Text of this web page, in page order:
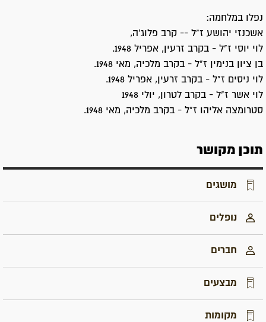
נפלו במלחמה:
אשכנזי יהושע ז"ל -- קרב פלוג'ה,
לוי יוסי ז"ל - בקרב זרעין, אפריל 1948.
בן ציון בנימין ז"ל - בקרב מלכיה, מאי 1948.
לוי ניסים ז"ל - בקרב זרעין, אפריל 1948.
לוי אשר ז"ל - בקרב לטרון, יולי 1948
סטרומצה אליהו ז"ל - בקרב מלכיה, מאי 1948.
תוכן מקושר
מושגים
נופלים
חברים
מבצעים
מקומות